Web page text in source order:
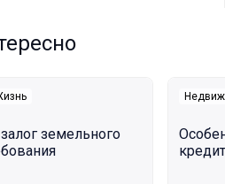
земельного